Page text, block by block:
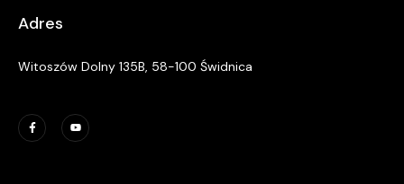
Adres
Witoszów Dolny 135B, 58-100 Świdnica